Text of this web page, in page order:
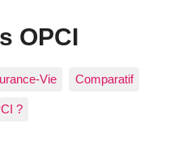
OPCI
Vie Comparatif
?